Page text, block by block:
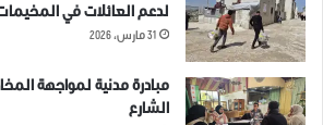
لدعم العائلات في
31 مارس، 2026
مبادرة مدنية لمواجهة
الشارع